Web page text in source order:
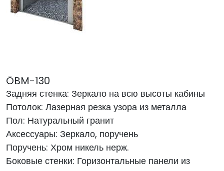
ÖBM-130
Задняя стенка: Зеркало на всю высоты кабины
Потолок: Лазерная резка узора из металла
Пол: Натуральный гранит
Аксессуары: Зеркало, поручень
Поручень: Хром никель нерж.
Боковые стенки: Горизонтальные панели из